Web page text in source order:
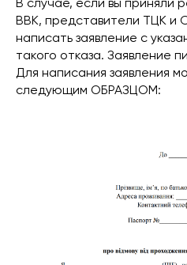
ВВК, представители ТЦК и
написать заявление с
такого отказа. Заявление
Для написания заявления
следующим ОБРАЗЦОМ: